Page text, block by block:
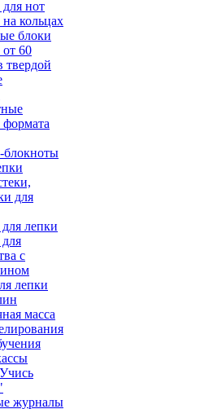
для нот
кольцах
блоки
от 60
твердой
формата
блокноты
для
лепки
с
лепки
масса
журналы